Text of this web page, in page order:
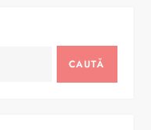
CAUTĂ